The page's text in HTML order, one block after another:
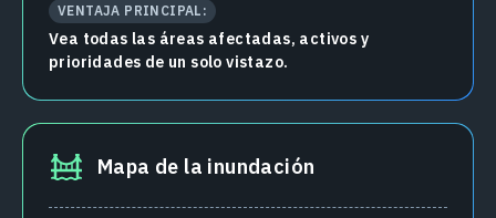
VENTAJA PRINCIPAL:
Vea todas las áreas afectadas, activos y
prioridades de un solo vistazo.
Mapa de la inundación